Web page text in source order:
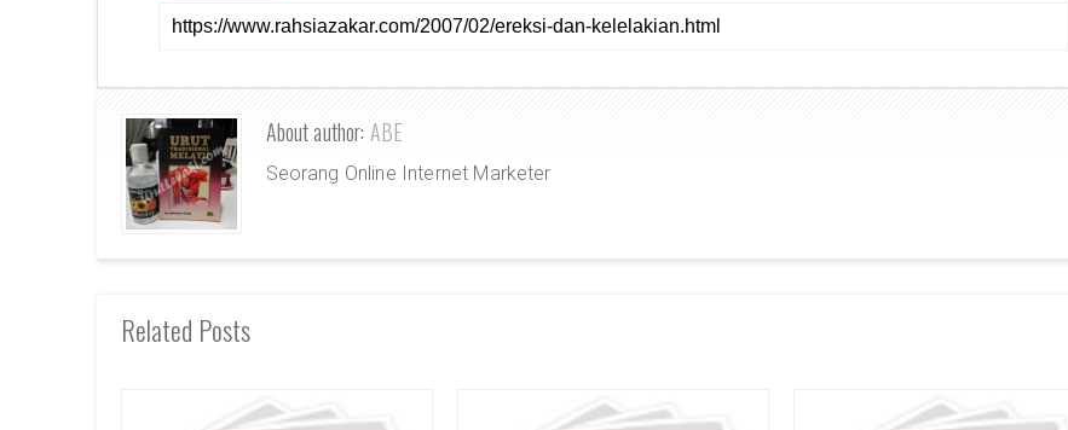
About author: ABE
Seorang Online Internet Marketer
Related Posts